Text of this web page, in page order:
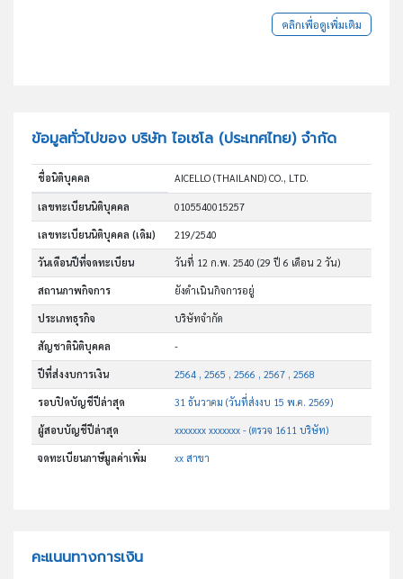
คลิกเพื่อดูเพิ่มเติม
ข้อมูลทั่วไปของ บริษัท ไอเซโล (ประเทศไทย) จำกัด
ชื่อนิติบุคคล AICELLO (THAILAND) CO., LTD.
เลขทะเบียนนิติบุคคล 0105540015257
เลขทะเบียนนิติบุคคล (เดิม) 219/2540
วันเดือนปีที่จดทะเบียน วันที่ 12 ก.พ. 2540(29 ปี 6 เดือน 2 วัน)
สถานภาพกิจการ ยังดำเนินกิจการอยู่
ประเภทธุรกิจ บริษัทจำกัด
สัญชาตินิติบุคคล -
ปีที่ส่งงบการเงิน 2564 , 2565 , 2566 , 2567 , 2568
รอบปิดบัญชีปีล่าสุด 31 ธันวาคม (วันที่ส่งงบ 15 พ.ค. 2569)
ผู้สอบบัญชีปีล่าสุด xxxxxxx xxxxxxx - (ตรวจ 1611 บริษัท)
จดทะเบียนภาษีมูลค่าเพิ่ม xx สาขา
คะแนนทางการเงิน